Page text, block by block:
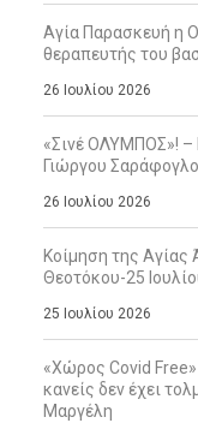
Αγία Παρασκευή η
θεραπευτής του
26 Ιουλίου 2026
«Σινέ ΟΛΥΜΠΟΣ»! –
Γιώργου
26 Ιουλίου 2026
Κοίμηση της
Θεοτόκου-25
25 Ιουλίου 2026
«Χώρος Covid
κανείς δεν έχει
Μαργέλη